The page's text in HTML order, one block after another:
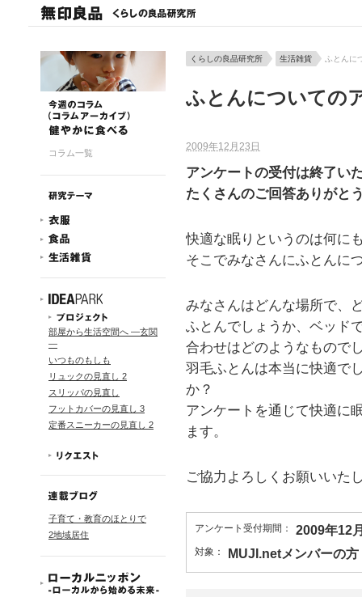
コラム一覧
部屋から生活空間へ ―玄関
―
いつものもしも
リュックの見直し 2
スリッパの見直し
フットカバーの見直し 3
定番スニーカーの見直し 2
子育て・教育のほとりで
2地域居住
くらしの良品研究所 生活雑貨 ふとんに
ふとんについての
2009年12月23日
アンケートの受付は終了い
たくさんのご回答ありがと
快適な眠りというのは何に
そこでみなさんにふとんに
みなさんはどんな場所で、
ふとんでしょうか、ベッド
合わせはどのようなもので
羽毛ふとんは本当に快適で
か？
アンケートを通じて快適に
ます。
ご協力よろしくお願いいた
アンケート受付期間： 2009年12
対象： MUJI.netメンバーの方